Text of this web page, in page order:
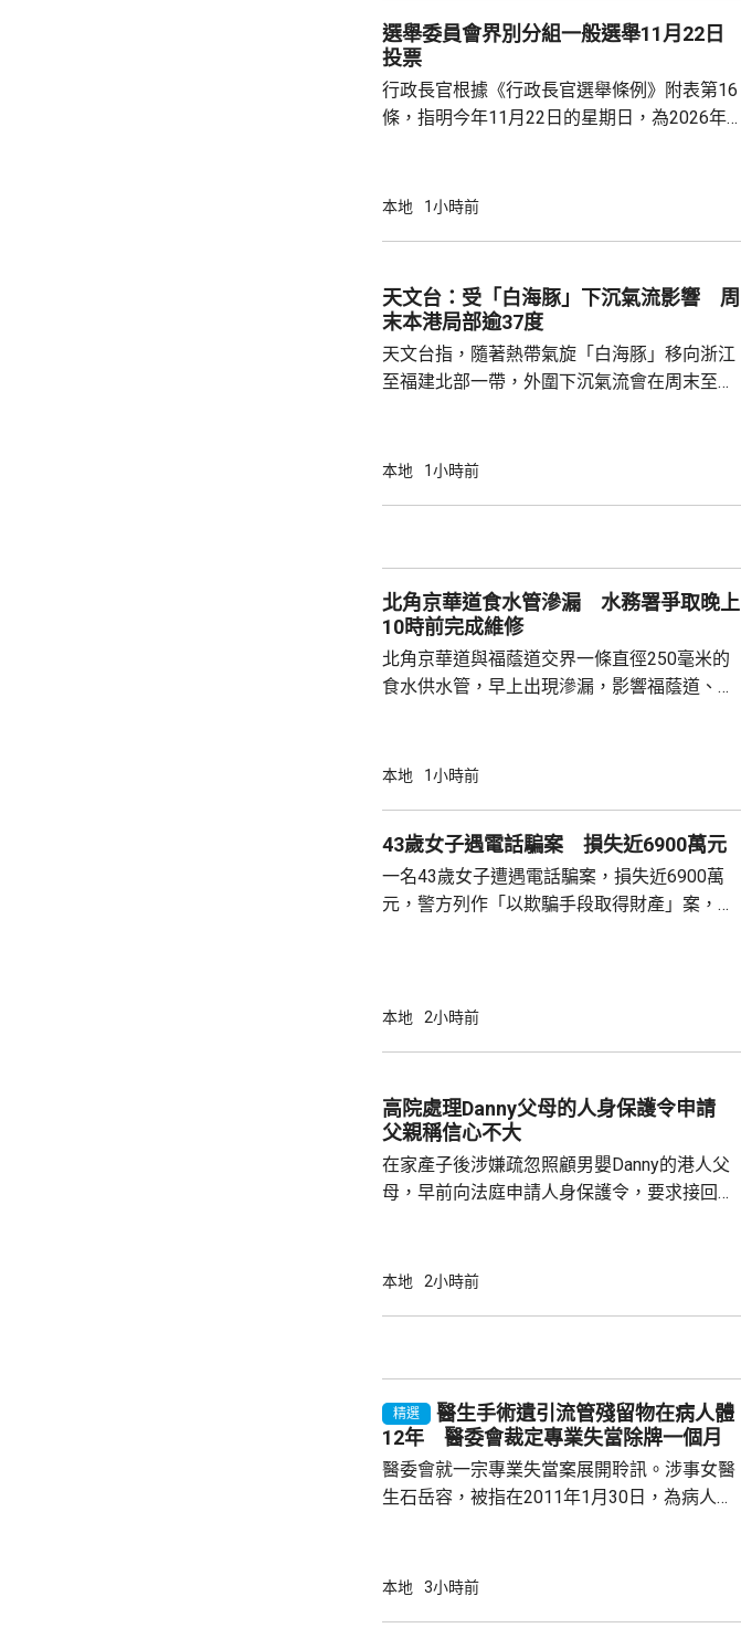
選舉委員會界別分組一般選舉11月22日
投票
行政長官根據《行政長官選舉條例》附表第16
條，指明今年11月22日的星期日，為2026年
今日刊憲。 選舉的提名期將於10月7日開始，
公布相關細節。政府會繼續與選舉管理委員會
緊密合作，積極進行籌備工作，務求令到選舉
得以在公開、誠實、公平...
本地 1小時前
天文台：受「白海豚」下沉氣流影響 周
末本港局部逾37度
天文台指，隨著熱帶氣旋「白海豚」移向浙江
至福建北部一帶，外圍下沉氣流會在周末至下
天氣持續。天文台呼籲市民留意身體健康狀
本地 1小時前
北角京華道食水管滲漏 水務署爭取晚上
10時前完成維修
北角京華道與福蔭道交界一條直徑250毫米的
食水供水管，早上出現滲漏，影響福蔭道、京
外，福蔭道、京華道及宏安道一帶用戶的食水
10時前恢復海峰園的食水供應。 署方派出2架
水車及4個水箱提供臨時食水，並派出「供水
特攻隊」提供樽裝水。 受事故...
本地 1小時前
43歲女子遇電話騙案 損失近6900萬元
一名43歲女子遭遇電話騙案，損失近6900萬
元，警方列作「以欺騙手段取得財產」案，暫
於上月2日至本月1日期間，先後轉賬約6894
本地 2小時前
高院處理Danny父母的人身保護令申請
父親稱信心不大
在家產子後涉嫌疏忽照顧男嬰Danny的港人父
母，早前向法庭申請人身保護令，要求接回被
示，懷著戰戰兢兢的心情應付審訊，信心不
子的健康每況愈下。
本地 2小時前
精選
醫生手術遺引流管殘留物在病人體
12年 醫委會裁定專業失當除牌一個月
醫委會就一宗專業失當案展開聆訊。涉事女醫
生石岳容，被指在2011年1月30日，為病人進
行乳房檢查時才發現，有三條引流管殘留物，
本地 3小時前